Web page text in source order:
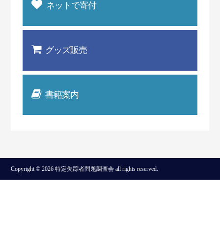
ネットで寄付
グッズ販売
書籍案内
Copyright © 2026 特定失踪者問題調査会 all rights reserved.